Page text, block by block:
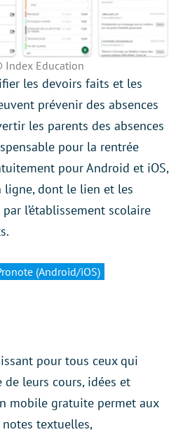
Index Education
les devoirs faits et les
prévenir des absences
les parents des absences
pour la rentrée
pour Android et iOS,
ligne, dont le lien et les
l’établissement scolaire
(Android/iOS)
pour tous ceux qui
leurs cours, idées et
mobile gratuite permet aux
textuelles,